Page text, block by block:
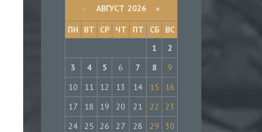
« АВГУСТ 2026 »
ПН
ВТ СР ЧТ ПТ СБ
ВС
1
2
3
4 5 6 7 8
9
10
11 12 13 14 15
16
17
18 19 20 21 22
23
24
25 26 27 28 29
30